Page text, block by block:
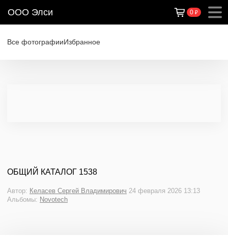
ООО Элси 0 ₽
Все фотографииИзбранное
ОБЩИЙ КАТАЛОГ 1538
Автор: Келасев Сергей Владимирович 24 февраля 2026 13:13
Альбомы: Novotech